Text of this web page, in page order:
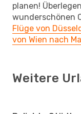
planen!
wunderschönen
Flüge von
von Wien nach
Weitere